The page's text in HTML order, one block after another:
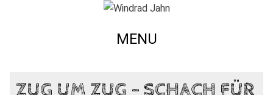
MENU
ZUG UM ZUG – SCHACH FÜR